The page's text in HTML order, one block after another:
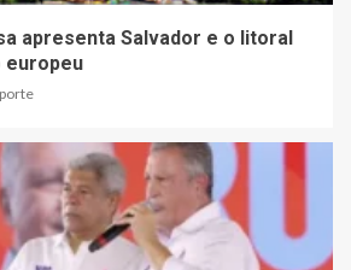
apresenta Salvador e o litoral
europeu